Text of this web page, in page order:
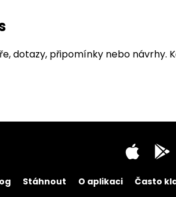
dotazy, připomínky nebo návrhy.
Stáhnout O aplikaci Často